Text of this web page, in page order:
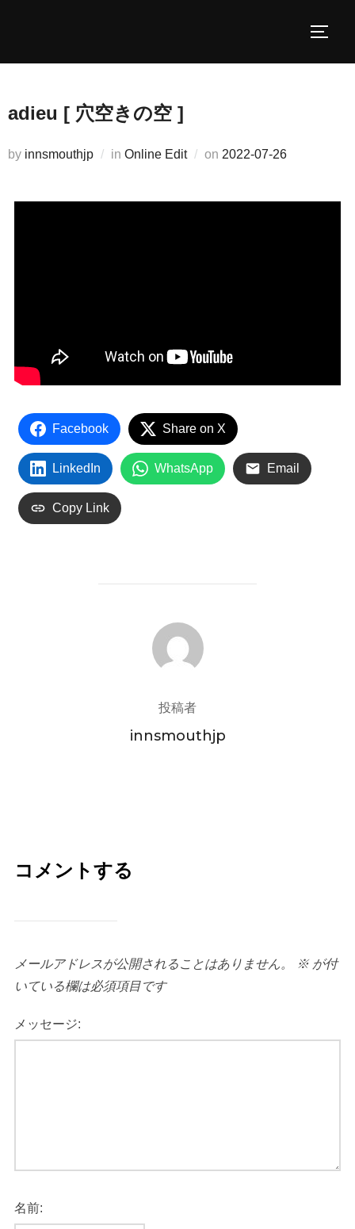
へadieu [ 穴空きの空 ]
by innsmouthjp in Online Edit on 投
2022-07-26
Facebook Share on X
LinkedIn WhatsApp Email
Copy Link
投稿者
投稿者
innsmouthjp
コメントする
メールアドレスが公開されることはありません。 ※が付
いている欄は必須項目です
メッセージ:
名前: